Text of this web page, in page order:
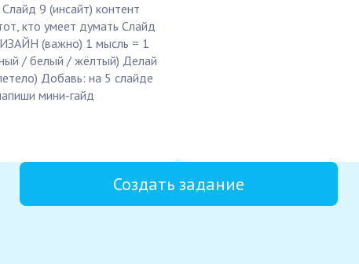
9 (инсайт) контент
кто умеет думать Слайд
(важно) 1 мысль = 1
/ белый / жёлтый) Делай
Добавь: на 5 слайде
мини-гайд
Создать задание